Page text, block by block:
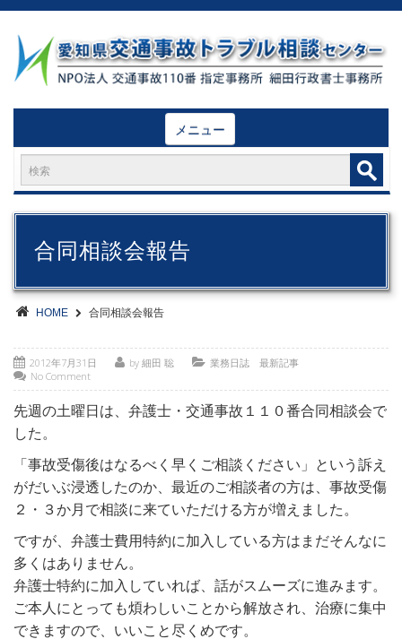
メニュー
合同相談会報告
HOME 合同相談会報告
2012年7月31日 by 細田 聡
業務日誌 最新記事
No Comment
先週の土曜日は、弁護士・交通事故１１０番合同相談会で
した。
「事故受傷後はなるべく早くご相談ください」という訴え
がだいぶ浸透したのか、最近のご相談者の方は、事故受傷
２・３か月で相談に来ていただける方が増えました。
ですが、弁護士費用特約に加入している方はまだそんなに
多くはありません。
弁護士特約に加入していれば、話がスムーズに進みます。
ご本人にとっても煩わしいことから解放され、治療に集中
できますので、いいこと尽くめです。